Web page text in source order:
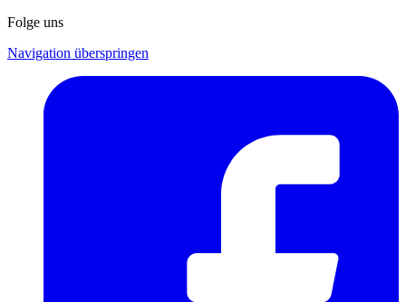
Folge uns
Navigation überspringen